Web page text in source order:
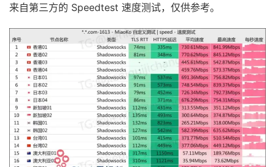
来自第三方的 Speedtest 速度测试，仅供参考。